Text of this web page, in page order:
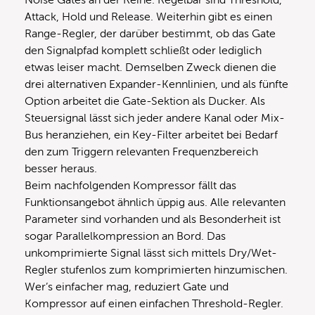
Attack, Hold und Release. Weiterhin gibt es einen
Range-Regler, der darüber bestimmt, ob das Gate
den Signalpfad komplett schließt oder lediglich
etwas leiser macht. Demselben Zweck dienen die
drei alternativen Expander-Kennlinien, und als fünfte
Option arbeitet die Gate-Sektion als Ducker. Als
Steuersignal lässt sich jeder andere Kanal oder Mix-
Bus heranziehen, ein Key-Filter arbeitet bei Bedarf
den zum Triggern relevanten Frequenzbereich
besser heraus.
Beim nachfolgenden Kompressor fällt das
Funktionsangebot ähnlich üppig aus. Alle relevanten
Parameter sind vorhanden und als Besonderheit ist
sogar Parallelkompression an Bord. Das
unkomprimierte Signal lässt sich mittels Dry/Wet-
Regler stufenlos zum komprimierten hinzumischen.
Wer’s einfacher mag, reduziert Gate und
Kompressor auf einen einfachen Threshold-Regler.